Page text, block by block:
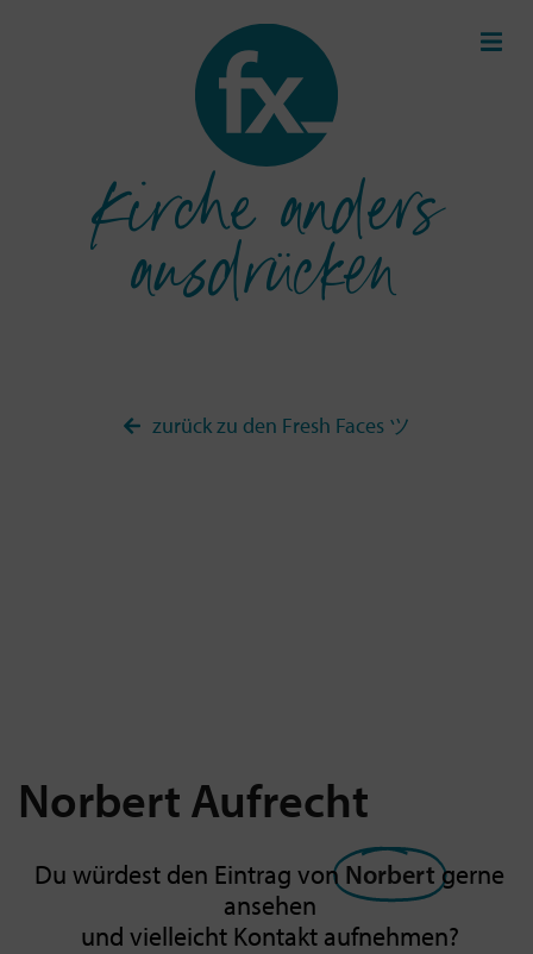
Kirche anders
ausdrücken
zurück zu den Fresh Faces ツ
NorbertAufrecht
Du würdest den Eintrag von Norbert gerne
ansehen
und vielleicht Kontakt aufnehmen?